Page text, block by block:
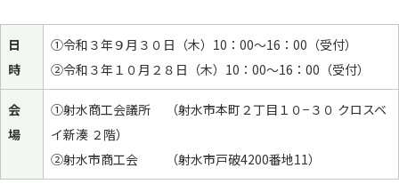
日
時
①令和３年９月３０日（木）10：00～16：00（受付）
②令和３年１０月２８日（木）10：00～16：00（受付）
会
場
①射水商工会議所 （射水市本町２丁目１０−３０ クロスベ
イ新湊 ２階）
②射水市商工会 （射水市戸破4200番地11）